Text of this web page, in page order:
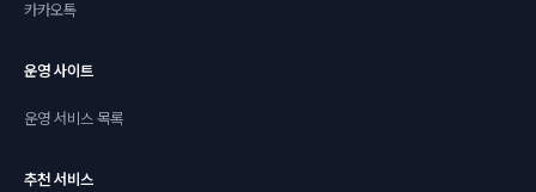
카카오톡
운영 사이트
운영 서비스 목록
추천 서비스